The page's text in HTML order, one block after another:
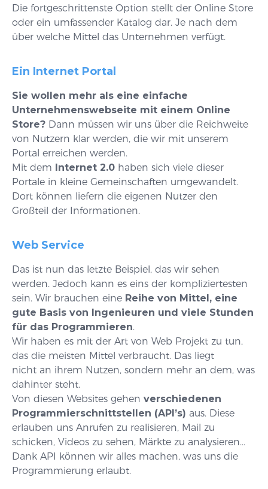
Die fortgeschrittenste Option stellt der Online Store
oder ein umfassender Katalog dar. Je nach dem
über welche Mittel das Unternehmen verfügt.
Ein Internet Portal
Sie wollen mehr als eine einfache
Unternehmenswebseite mit einem Online
Store? Dann müssen wir uns über die Reichweite
von Nutzern klar werden, die wir mit unserem
Portal erreichen werden.
Mit dem Internet 2.0 haben sich viele dieser
Portale in kleine Gemeinschaften umgewandelt.
Dort können liefern die eigenen Nutzer den
Großteil der Informationen.
Web Service
Das ist nun das letzte Beispiel, das wir sehen
werden. Jedoch kann es eins der kompliziertesten
sein. Wir brauchen eine Reihe von Mittel, eine
gute Basis von Ingenieuren und viele Stunden
für das Programmieren.
Wir haben es mit der Art von Web Projekt zu tun,
das die meisten Mittel verbraucht. Das liegt
nicht an ihrem Nutzen, sondern mehr an dem, was
dahinter steht.
Von diesen Websites gehen verschiedenen
Programmierschnittstellen (API’s) aus. Diese
erlauben uns Anrufen zu realisieren, Mail zu
schicken, Videos zu sehen, Märkte zu analysieren…
Dank API können wir alles machen, was uns die
Programmierung erlaubt.